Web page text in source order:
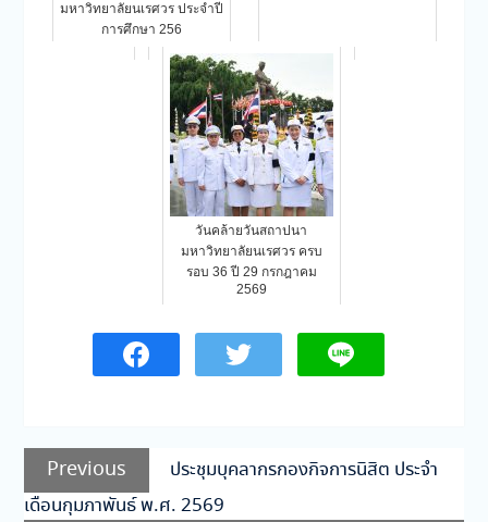
มหาวิทยาลัยนเรศวร ประจำปี
การศึกษา 256
วันคล้ายวันสถาปนา
มหาวิทยาลัยนเรศวร ครบ
รอบ 36 ปี 29 กรกฎาคม
2569
แนะแนว
เรื่อง
Previous
Previous
post:
ประชุมบุคลากรกองกิจการนิสิต ประจำ
เดือนกุมภาพันธ์ พ.ศ. 2569